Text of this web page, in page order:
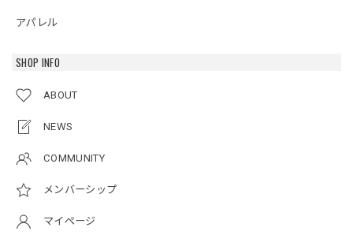
アパレル
SHOP INFO
ABOUT
NEWS
COMMUNITY
メンバーシップ
マイページ